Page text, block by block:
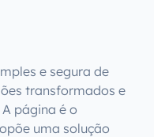
e segura de
transformados e
página é o
uma solução